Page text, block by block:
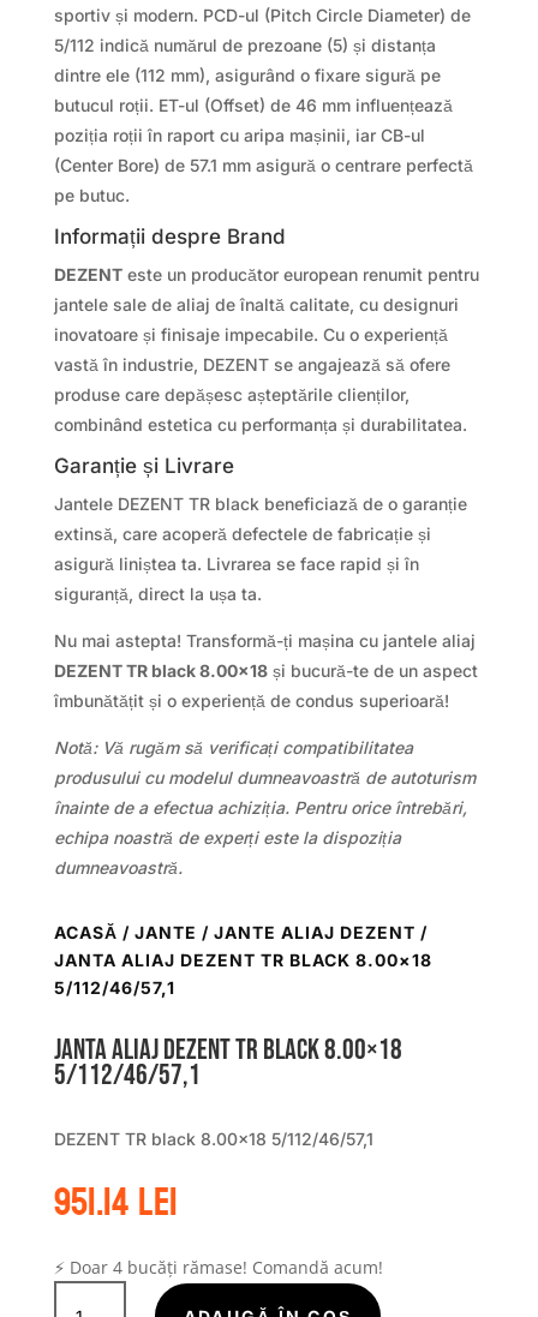
sportiv și modern. PCD-ul (Pitch Circle Diameter) de
5/112 indică numărul de prezoane (5) și distanța
dintre ele (112 mm), asigurând o fixare sigură pe
butucul roții. ET-ul (Offset) de 46 mm influențează
poziția roții în raport cu aripa mașinii, iar CB-ul
(Center Bore) de 57.1 mm asigură o centrare perfectă
pe butuc.
Informații despre Brand
DEZENTeste un producător european renumit pentru
jantele sale de aliaj de înaltă calitate, cu designuri
inovatoare și finisaje impecabile. Cu o experiență
vastă în industrie, DEZENT se angajează să ofere
produse care depășesc așteptările clienților,
combinând estetica cu performanța și durabilitatea.
Garanție și Livrare
Jantele DEZENT TR black beneficiază de o garanție
extinsă, care acoperă defectele de fabricație și
asigură liniștea ta. Livrarea se face rapid și în
siguranță, direct la ușa ta.
Nu mai astepta! Transformă-ți mașina cu jantele aliaj
DEZENT TR black 8.00×18și bucură-te de un aspect
îmbunătățit și o experiență de condus superioară!
Notă: Vă rugăm să verificați compatibilitatea
produsului cu modelul dumneavoastră de autoturism
înainte de a efectua achiziția. Pentru orice întrebări,
echipa noastră de experți este la dispoziția
dumneavoastră.
ACASĂ / JANTE / JANTE ALIAJ DEZENT /
JANTA ALIAJ DEZENT TR BLACK 8.00×18
5/112/46/57,1
Janta aliaj DEZENT TR black 8.00×18
5/112/46/57,1
DEZENT TR black 8.00×18 5/112/46/57,1
951.14lei
⚡ Doar 4 bucăți rămase! Comandă acum!
Cantitate